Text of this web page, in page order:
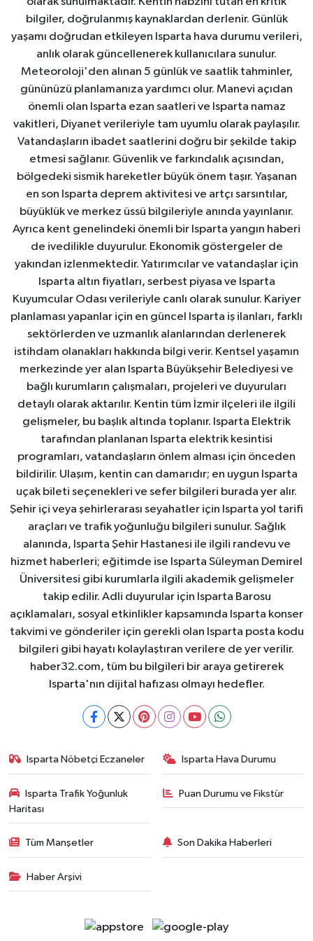
bilgiler, doğrulanmış kaynaklardan derlenir. Günlük
yaşamı doğrudan etkileyen Isparta hava durumu verileri,
anlık olarak güncellenerek kullanıcılara sunulur.
Meteoroloji'den alınan 5 günlük ve saatlik tahminler,
gününüzü planlamanıza yardımcı olur. Manevi açıdan
önemli olan Isparta ezan saatleri ve Isparta namaz
vakitleri, Diyanet verileriyle tam uyumlu olarak paylaşılır.
Vatandaşların ibadet saatlerini doğru bir şekilde takip
etmesi sağlanır. Güvenlik ve farkındalık açısından,
bölgedeki sismik hareketler büyük önem taşır. Yaşanan
en son Isparta deprem aktivitesi ve artçı sarsıntılar,
büyüklük ve merkez üssü bilgileriyle anında yayınlanır.
Ayrıca kent genelindeki önemli bir Isparta yangın haberi
de ivedilikle duyurulur. Ekonomik göstergeler de
yakından izlenmektedir. Yatırımcılar ve vatandaşlar için
Isparta altın fiyatları, serbest piyasa ve Isparta
Kuyumcular Odası verileriyle canlı olarak sunulur. Kariyer
planlaması yapanlar için en güncel Isparta iş ilanları, farklı
sektörlerden ve uzmanlık alanlarından derlenerek
istihdam olanakları hakkında bilgi verir. Kentsel yaşamın
merkezinde yer alan Isparta Büyükşehir Belediyesi ve
bağlı kurumların çalışmaları, projeleri ve duyuruları
detaylı olarak aktarılır. Kentin tüm İzmir ilçeleri ile ilgili
gelişmeler, bu başlık altında toplanır. Isparta Elektrik
tarafından planlanan Isparta elektrik kesintisi
programları, vatandaşların önlem alması için önceden
bildirilir. Ulaşım, kentin can damarıdır; en uygun Isparta
uçak bileti seçenekleri ve sefer bilgileri burada yer alır.
Şehir içi veya şehirlerarası seyahatler için Isparta yol tarifi
araçları ve trafik yoğunluğu bilgileri sunulur. Sağlık
alanında, Isparta Şehir Hastanesi ile ilgili randevu ve
hizmet haberleri; eğitimde ise Isparta Süleyman Demirel
Üniversitesi gibi kurumlarla ilgili akademik gelişmeler
takip edilir. Adli duyurular için Isparta Barosu
açıklamaları, sosyal etkinlikler kapsamında Isparta konser
takvimi ve gönderiler için gerekli olan Isparta posta kodu
bilgileri gibi hayatı kolaylaştıran verilere de yer verilir.
haber32.com, tüm bu bilgileri bir araya getirerek
Isparta'nın dijital hafızası olmayı hedefler.
Isparta Nöbetçi Eczaneler Isparta Hava Durumu
Isparta Trafik Yoğunluk
Haritası
Puan Durumu ve Fikstür
Tüm Manşetler Son Dakika Haberleri
Haber Arşivi